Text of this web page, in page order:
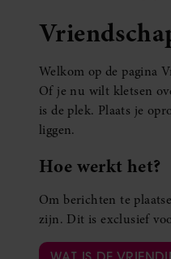
Welkom op de pagina
Of je nu wilt kletsen
is de plek. Plaats je
liggen.
Hoe werkt het?
Om berichten te
zijn. Dit is exclusief